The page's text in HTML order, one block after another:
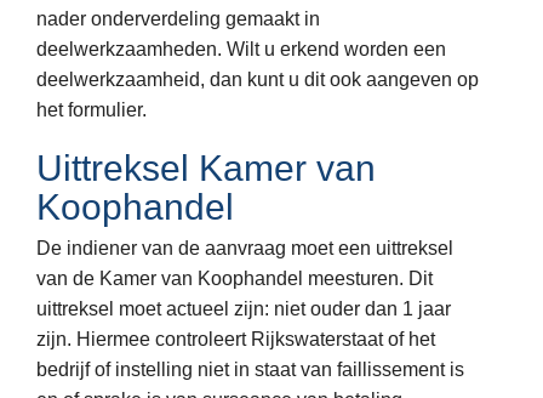
nader onderverdeling gemaakt in
deelwerkzaamheden. Wilt u erkend worden een
deelwerkzaamheid, dan kunt u dit ook aangeven op
het formulier.
Uittreksel Kamer van
Koophandel
De indiener van de aanvraag moet een uittreksel
van de Kamer van Koophandel meesturen. Dit
uittreksel moet actueel zijn: niet ouder dan 1 jaar
zijn. Hiermee controleert Rijkswaterstaat of het
bedrijf of instelling niet in staat van faillissement is